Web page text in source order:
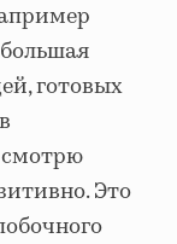
готовых
смотрю
Это